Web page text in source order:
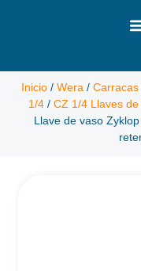
Inicio / Wera / Carracas
1/4/ CZ 1/4 Llaves de
Llave de vaso